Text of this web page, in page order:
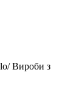
Вироби з